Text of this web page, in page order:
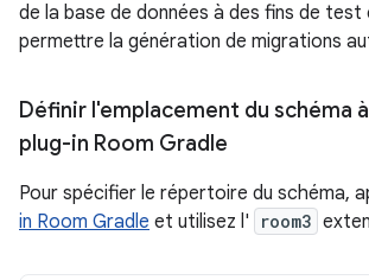
de la base de données à des fins de
permettre la génération de migrations
Définir l'emplacement du schéma
plug-in Room Gradle
Pour spécifier le répertoire du schéma,
in Room Gradle et utilisez l' room3